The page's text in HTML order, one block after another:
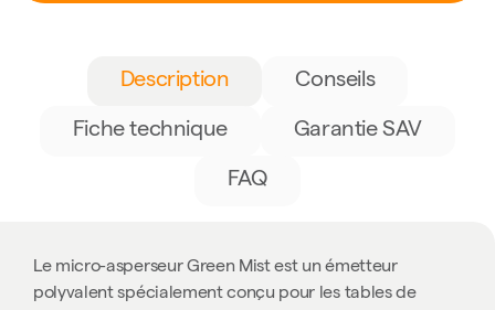
Description Conseils
Fiche technique Garantie SAV
FAQ
Le micro-asperseur Green Mist est un émetteur
polyvalent spécialement conçu pour les tables de